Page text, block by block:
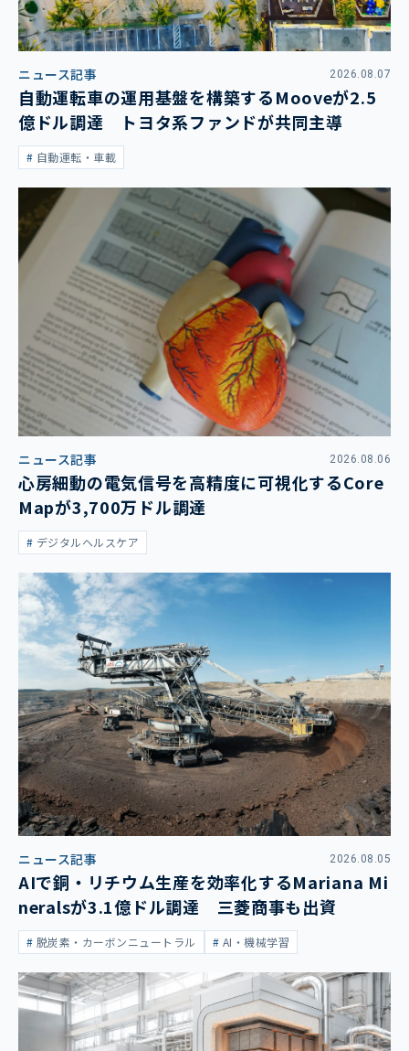
ニュース記事 2026.08.07
自動運転車の運用基盤を構築するMooveが2.5
億ドル調達 トヨタ系ファンドが共同主導
自動運転・車載
ニュース記事 2026.08.06
心房細動の電気信号を高精度に可視化するCore
Mapが3,700万ドル調達
デジタルヘルスケア
ニュース記事 2026.08.05
AIで銅・リチウム生産を効率化するMariana Mi
neralsが3.1億ドル調達 三菱商事も出資
脱炭素・カーボンニュートラル AI・機械学習